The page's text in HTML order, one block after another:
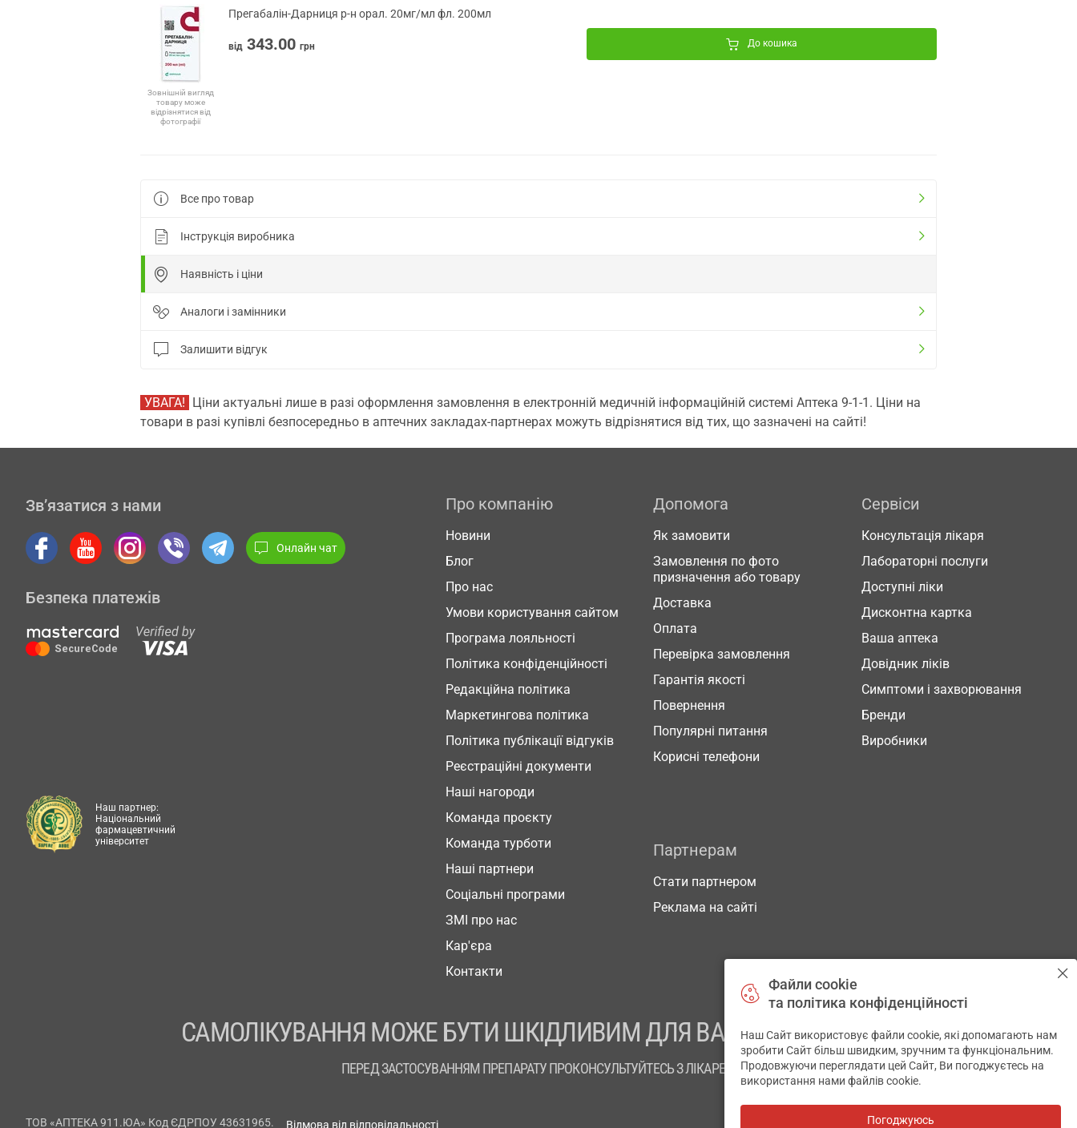
Зовнішній вигляд
товару може
відрізнятися від
фотографії
Прегабалін-Дарниця р-н орал. 20мг/мл фл. 200мл
від 343.00 грн До кошика
Все про товар
Інструкція виробника
Наявність і ціни
Аналоги і замінники
Залишити відгук
УВАГА! Ціни актуальні лише в разі оформлення замовлення в електронній медичній інформаційній системі Аптека 9-1-1. Ціни на
товари в разі купівлі безпосередньо в аптечних закладах-партнерах можуть відрізнятися від тих, що зазначені на сайті!
Зв’язатися з нами
Онлайн чат
Безпека платежів
Про компанію
Новини
Блог
Про нас
Умови користування сайтом
Програма лояльності
Політика конфіденційності
Редакційна політика
Маркетингова політика
Політика публікації відгуків
Реєстраційні документи
Наші нагороди
Команда проєкту
Команда турботи
Наші партнери
Соціальні програми
ЗМІ про нас
Кар'єра
Контакти
Допомога
Як замовити
Замовлення по фото
призначення або товару
Доставка
Оплата
Перевірка замовлення
Гарантія якості
Повернення
Популярні питання
Корисні телефони
Сервіси
Консультація лікаря
Лабораторні послуги
Доступні ліки
Дисконтна картка
Ваша аптека
Довідник ліків
Симптоми і захворювання
Бренди
Виробники
Партнерам
Стати партнером
Реклама на сайті
Наш партнер:
Національний
фармацевтичний
університет
САМОЛІКУВАННЯ МОЖЕ БУТИ ШКІДЛИВИМ ДЛЯ ВАШОГО ЗДОРОВ’Я
ПЕРЕД ЗАСТОСУВАННЯМ ПРЕПАРАТУ ПРОКОНСУЛЬТУЙТЕСЬ З ЛІКАРЕМ
ТОВ «АПТЕКА 911.ЮА» Код ЄДРПОУ 43631965. Відмова від відповідальності
Файли cookie
та політика конфіденційності
Наш Сайт використовує файли cookie, які допомагають нам
зробити Сайт більш швидким, зручним та функціональним.
Продовжуючи переглядати цей Сайт, Ви погоджуєтесь на
використання нами файлів cookie.
Погоджуюсь
✕